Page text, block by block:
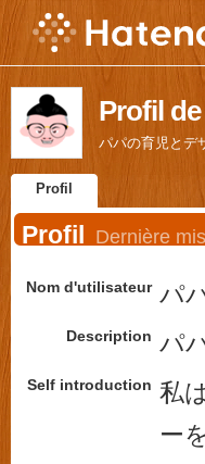
Profil
パパの育児とデ
Profil
Profil Dernière
Nom d'utilisateur パ
Description パ
Self introduction 私
ー